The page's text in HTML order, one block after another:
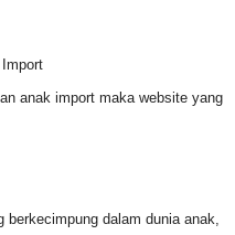
anak import maka website yang
berkecimpung dalam dunia anak,